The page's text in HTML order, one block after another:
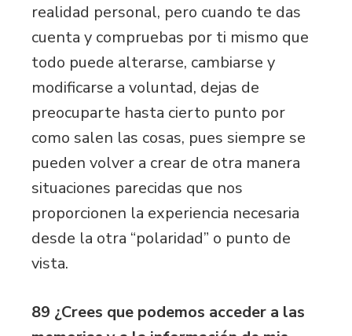
realidad personal, pero cuando te das
cuenta y compruebas por ti mismo que
todo puede alterarse, cambiarse y
modificarse a voluntad, dejas de
preocuparte hasta cierto punto por
como salen las cosas, pues siempre se
pueden volver a crear de otra manera
situaciones parecidas que nos
proporcionen la experiencia necesaria
desde la otra “polaridad” o punto de
vista.
89 ¿Crees que podemos acceder a las